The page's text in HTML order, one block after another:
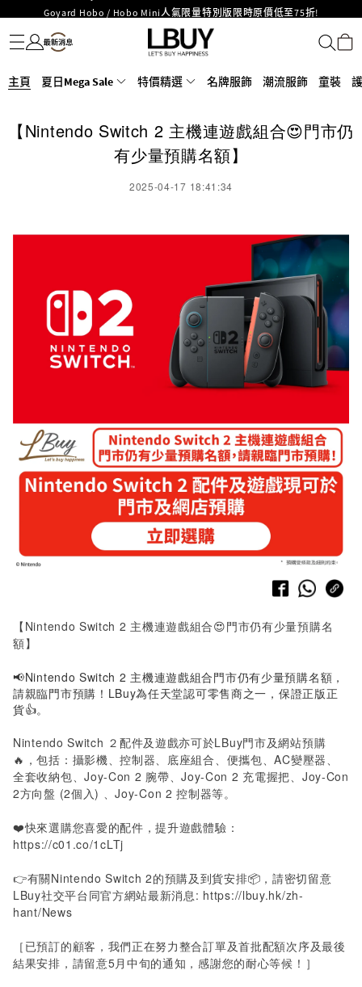
Goyard Hobo / Hobo Mini人氣限量特別版限時原價低至75折!
LBuy呈獻 - Hermès 及 Chanel 手袋及首飾原價低至6折，立即入手!
LBuy Nintendo Switch / Nintendo Switch 2 正規商品零售店登陸MOKO 4樓
重要通告：銀行轉帳及轉數快付款注意事項
LBuy MEGA SALE 精選名牌手袋及小皮具低至6折
名牌服飾
潮流服飾
童裝
護膚美妝
香水香薰
個人護理
母嬰護理
遊戲及精品玩具
文儀用品
家居生活
電子產品
美食
醫藥保健
運動與戶外用品
主頁 夏日Mega Sale 特價精選 名牌服飾 潮流服飾 童裝
【Nintendo Switch 2 主機連遊戲組合😍門市仍
有少量預購名額】
2025-04-17 18:41:34
【Nintendo Switch 2 主機連遊戲組合😍門市仍有少量預購名
額】
📢Nintendo Switch 2 主機連遊戲組合門市仍有少量預購名額，
請親臨門市預購！LBuy為任天堂認可零售商之一，保證正版正
貨👍。
Nintendo Switch ２配件及遊戲亦可於LBuy門市及網站預購
🔥，包括：攝影機、控制器、底座組合、便攜包、AC變壓器、
全套收納包、Joy-Con 2 腕帶、Joy-Con 2 充電握把、Joy-Con
2方向盤 (2個入) 、Joy-Con 2 控制器等。
❤️快來選購您喜愛的配件，提升遊戲體驗：
https://c01.co/1cLTj
👉有關Nintendo Switch 2的預購及到貨安排📦，請密切留意
LBuy社交平台同官方網站最新消息: https://lbuy.hk/zh-
hant/News
［已預訂的顧客，我們正在努力整合訂單及首批配額次序及最後
結果安排，請留意5月中旬的通知，感謝您的耐心等候！］